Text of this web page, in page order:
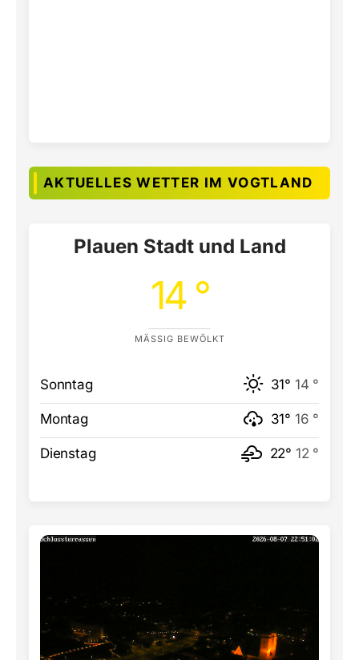
AKTUELLES WETTER IM VOGTLAND
Plauen Stadt und Land
14 °
MÄSSIG BEWÖLKT
Sonntag 31° 14 °
Montag 31° 16 °
Dienstag 22° 12 °